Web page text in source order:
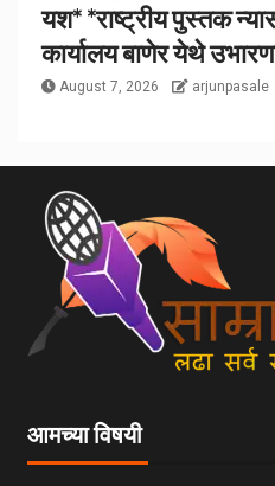
यश* *राष्ट्रीय पुस्तक
कार्यालय बाणेर येथे
August 7, 2026 arjunpasale
आमच्या विषयी